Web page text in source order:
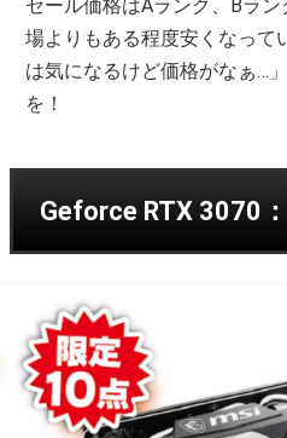
セール価格はAランク、Bラ
場よりもある程度安くなって
は気になるけど価格がなぁ…
を！
Geforce RTX 3070